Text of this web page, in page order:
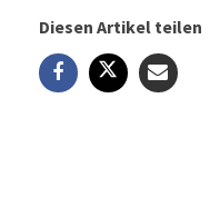
Diesen Artikel teilen